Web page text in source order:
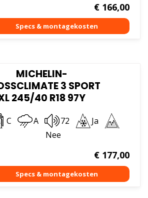
€166,00
MICHELIN-
3 SPORT
245/40 R18 97Y
C A 72
Ja
Nee
€177,00